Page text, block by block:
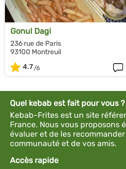
Gonul Dagi
236 rue de Paris
93100 Montreuil
4.7
Quel kebab est fait pour vous ?
Kebab-Frites est un site
France. Nous vous proposons
évaluer et de les
communauté et de vos amis.
Accès rapide